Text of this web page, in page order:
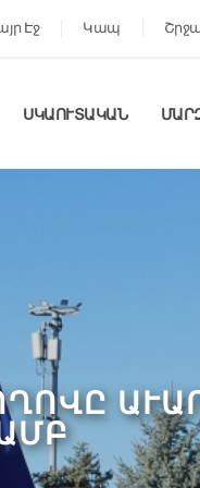
Էջ Կապ
ՍԿԱՈՒՏԱԿԱՆ